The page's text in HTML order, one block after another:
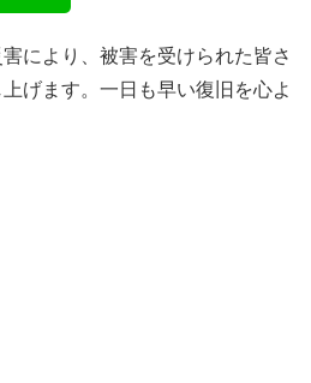
により、被害を受けられた皆さ
げます。一日も早い復旧を心よ